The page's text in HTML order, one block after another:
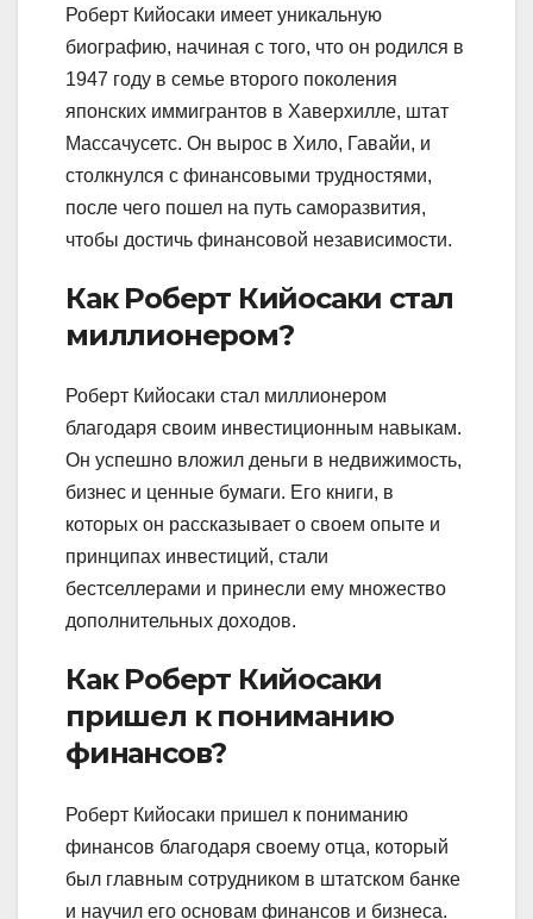
Роберт Кийосаки имеет уникальную
биографию, начиная с того, что он родился в
1947 году в семье второго поколения
японских иммигрантов в Хаверхилле, штат
Массачусетс. Он вырос в Хило, Гавайи, и
столкнулся с финансовыми трудностями,
после чего пошел на путь саморазвития,
чтобы достичь финансовой независимости.
Как Роберт Кийосаки стал
миллионером?
Роберт Кийосаки стал миллионером
благодаря своим инвестиционным навыкам.
Он успешно вложил деньги в недвижимость,
бизнес и ценные бумаги. Его книги, в
которых он рассказывает о своем опыте и
принципах инвестиций, стали
бестселлерами и принесли ему множество
дополнительных доходов.
Как Роберт Кийосаки
пришел к пониманию
финансов?
Роберт Кийосаки пришел к пониманию
финансов благодаря своему отца, который
был главным сотрудником в штатском банке
и научил его основам финансов и бизнеса.